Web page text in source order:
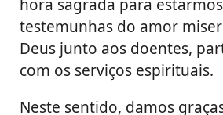
hora sagrada para
testemunhas do amor
Deus junto aos doentes,
com os serviços espirituais.
Neste sentido, damos